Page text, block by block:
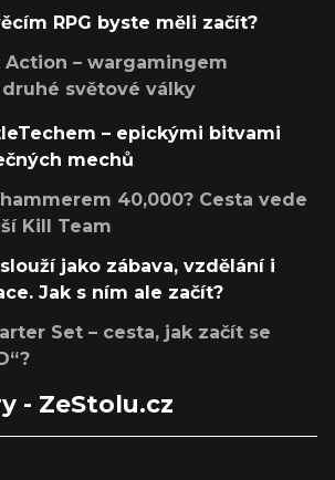
RPG byste měli začít?
Action – wargamingem
světové války
– epickými bitvami
mechů
40,000? Cesta vede
Kill Team
jako zábava, vzdělání i
Jak s ním ale začít?
Set – cesta, jak začít se
- ZeStolu.cz